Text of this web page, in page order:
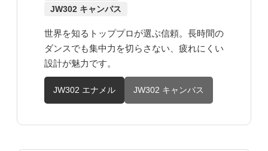
JW302 キャンバス
世界を知るトッププロが選ぶ信頼。長時間の
ダンスでも集中力を切らさない、疲れにくい
設計が魅力です。
JW302 エナメル JW302 キャンバス